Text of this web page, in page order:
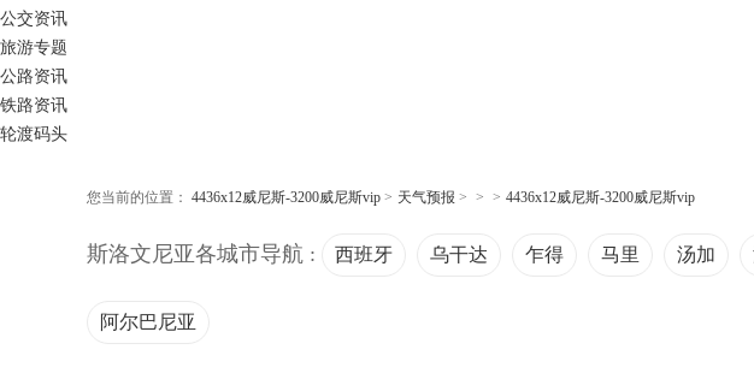
公交资讯
旅游专题
公路资讯
铁路资讯
轮渡码头
您当前的位置： 4436x12威尼斯-3200威尼斯vip > 天气预报 > > > 4436x12威尼斯-3200威尼斯vip
斯洛文尼亚各城市导航 : 西班牙 乌干达 乍得 马里 汤加
阿尔巴尼亚